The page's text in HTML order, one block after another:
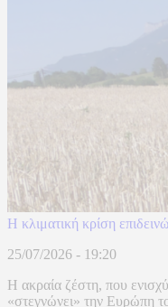
Η κλιματική κρίση
25/07/2026 - 19:20
Η ακραία ζέστη, που
«στεγνώνει» την Ευρώπη